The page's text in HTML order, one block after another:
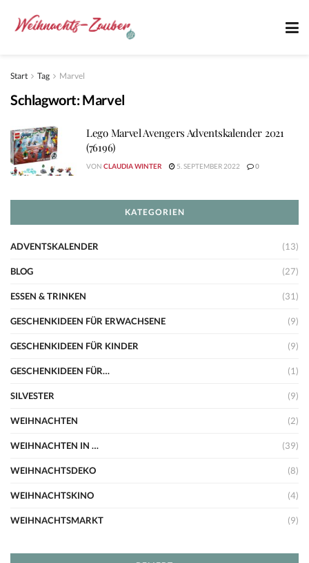
Start Tag Marvel
Schlagwort:Marvel
Lego Marvel Avengers Adventskalender 2021
(76196)
VON CLAUDIA WINTER 5. SEPTEMBER 2022 0
KATEGORIEN
ADVENTSKALENDER (13)
BLOG (27)
ESSEN & TRINKEN (31)
GESCHENKIDEEN FÜR ERWACHSENE (9)
GESCHENKIDEEN FÜR KINDER (9)
GESCHENKIDEEN FÜR… (1)
SILVESTER (9)
WEIHNACHTEN (2)
WEIHNACHTEN IN … (39)
WEIHNACHTSDEKO (8)
WEIHNACHTSKINO (4)
WEIHNACHTSMARKT (9)